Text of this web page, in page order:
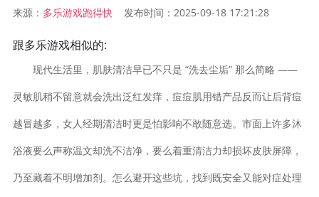
来源： 多乐游戏跑得快发布时间：2025-09-18 17:21:28
跟多乐游戏相似的:
现代生活里，肌肤清洁早已不只是 “洗去尘垢” 那么简略 ——
灵敏肌稍不留意就会洗出泛红发痒，痘痘肌用错产品反而让后背痘
越冒越多，女人经期清洁时更是怕影响不敢随意选。市面上许多沐
浴液要么声称温文却洗不洁净，要么着重清洁力却损坏皮肤屏障，
乃至藏着不明增加剂。怎么避开这些坑，找到既安全又能对症处理